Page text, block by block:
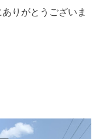
りがとうございま